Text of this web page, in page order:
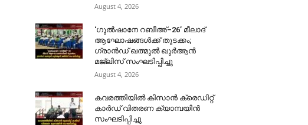
August 4, 2026
‘ഗുൽഷാനേ റബീഅ്–26’ മീലാദ്
ആഘോഷങ്ങൾക്ക് തുടക്കം;
ഗ്രാൻഡ് ഖത്മുൽ ഖുർആൻ
മജ്‌ലിസ് സംഘടിപ്പിച്ചു
August 4, 2026
കവരത്തിയിൽ കിസാൻ ക്രെഡിറ്റ്
കാർഡ് വിതരണ ക്യാമ്പയിൻ
സംഘടിപ്പിച്ചു